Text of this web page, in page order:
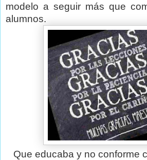
modelo a seguir más que
alumnos.
Que educaba y no conforme